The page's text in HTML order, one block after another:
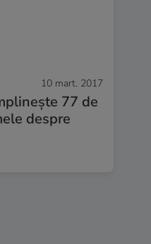
10 mart. 2017
77 de
despre